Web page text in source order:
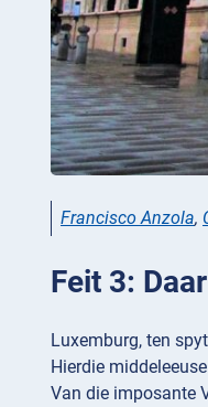
Francisco Anzola,
Feit 3:
Luxemburg, ten
Hierdie
Van die imposante